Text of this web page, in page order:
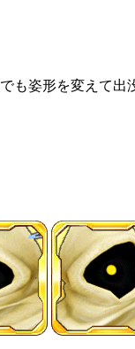
も姿形を変えて出